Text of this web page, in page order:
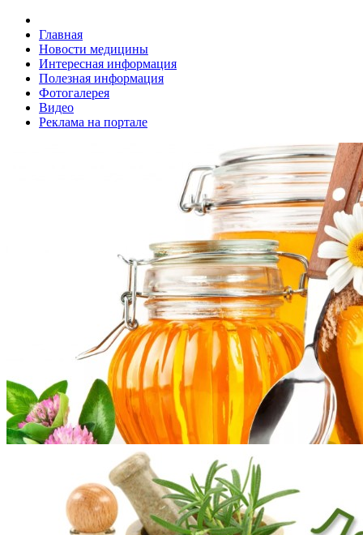
Главная
Новости медицины
Интересная информация
Полезная информация
Фотогалерея
Видео
Реклама на портале